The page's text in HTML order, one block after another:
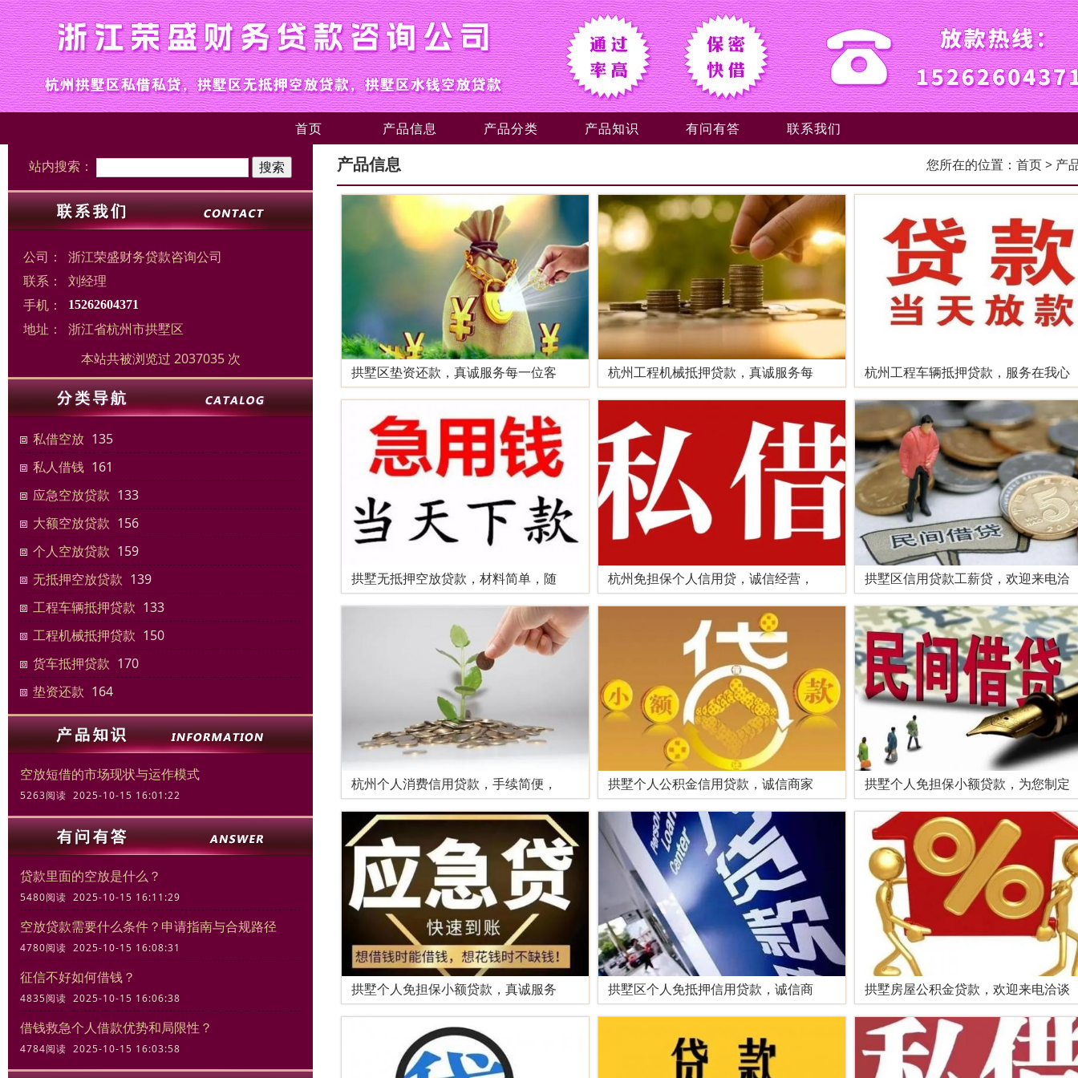
首页 产品信息 产品分类 产品知识 有问有答 联系我们
站内搜索：
公司：
浙江荣盛财务贷款咨询公司
联系：
刘经理
手机：
15262604371
地址：
浙江省杭州市拱墅区
本站共被浏览过 2037035 次
私借空放 135
私人借钱 161
应急空放贷款 133
大额空放贷款 156
个人空放贷款 159
无抵押空放贷款 139
工程车辆抵押贷款 133
工程机械抵押贷款 150
货车抵押贷款 170
垫资还款 164
空放短借的市场现状与运作模式
5263阅读 2025-10-15 16:01:22
贷款里面的空放是什么？
5480阅读 2025-10-15 16:11:29
空放贷款需要什么条件？申请指南与合规路径
4780阅读 2025-10-15 16:08:31
征信不好如何借钱？
4835阅读 2025-10-15 16:06:38
借钱救急个人借款优势和局限性？
4784阅读 2025-10-15 16:03:58
产品信息 您所在的位置： 首页> 产
拱墅区垫资还款，真诚服务每一位客 杭州工程机械抵押贷款，真诚服务每 杭州工程车辆抵押贷款，服务在我心
拱墅无抵押空放贷款，材料简单，随 杭州免担保个人信用贷，诚信经营， 拱墅区信用贷款工薪贷，欢迎来电洽
杭州个人消费信用贷款，手续简便， 拱墅个人公积金信用贷款，诚信商家 拱墅个人免担保小额贷款，为您制定
拱墅个人免担保小额贷款，真诚服务 拱墅区个人免抵押信用贷款，诚信商 拱墅房屋公积金贷款，欢迎来电洽谈